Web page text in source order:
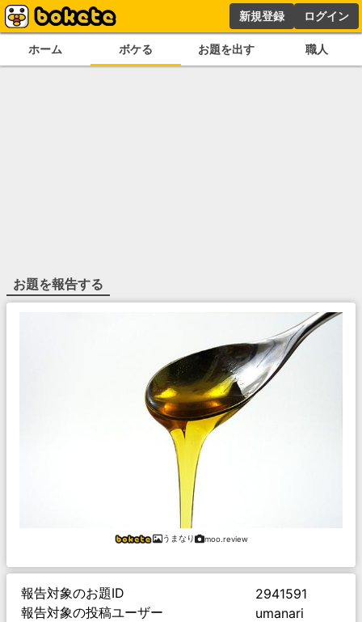
新規登録 ログイン
ホーム ボケる お題を出す 職人
お題を報告する
うまなり moo.review
報告対象のお題ID
2941591
報告対象の投稿ユーザー
umanari